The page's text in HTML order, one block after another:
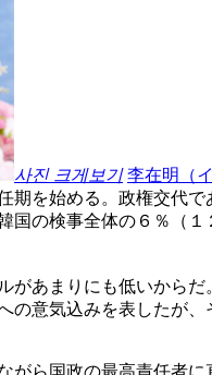
사진 크게보기 李在明（
を始める。政権交代
の検事全体の６％（
あまりにも低いから
意気込みを表したが